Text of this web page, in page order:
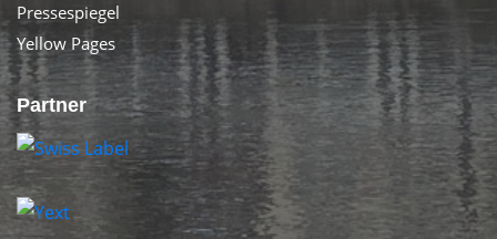
Pressespiegel
Yellow Pages
Partner